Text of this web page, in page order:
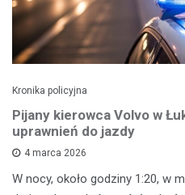
Kronika policyjna
Pijany kierowca Volvo w
uprawnień do jazdy
4 marca 2026
W nocy, około godziny 1:20, w